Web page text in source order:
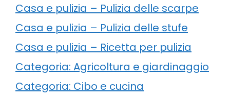
Casa e pulizia – Pulizia delle scarpe
Casa e pulizia – Pulizia delle stufe
Casa e pulizia – Ricetta per pulizia
Categoria: Agricoltura e giardinaggio
Categoria: Cibo e cucina